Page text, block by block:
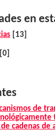
en
[13]
[0]
de
cadenas de